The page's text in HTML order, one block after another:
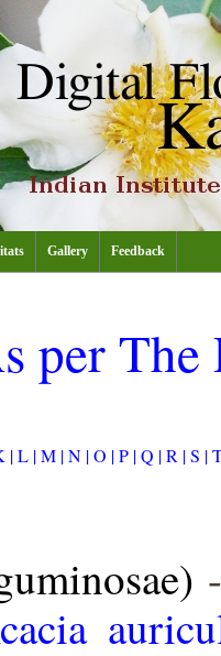
Gallery Feedback
per
|L |M |N |O |P |Q |R |S |